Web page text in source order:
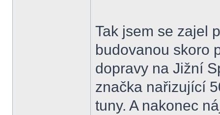
Tak jsem se zajel
budovanou skoro
dopravy na Jižní
značka nařizující
tuny. A nakonec